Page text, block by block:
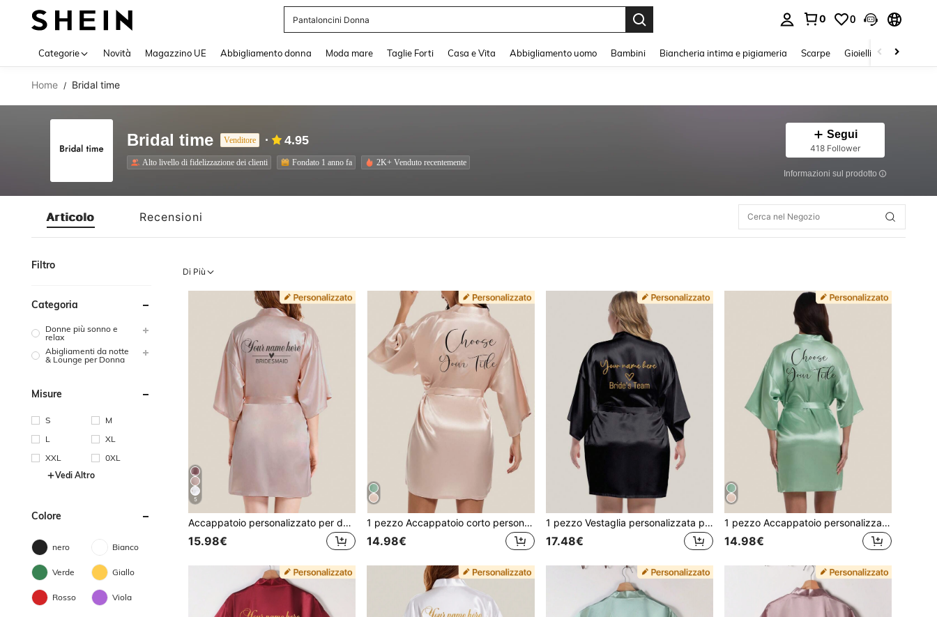
Pantaloncini Donna
0 0
Categorie Novità Magazzino UE Abbigliamento donna Moda mare Taglie Forti Casa e Vita Abbigliamento uomo Bambini Biancheria intima e pigiameria Scarpe Gioielli E Accessori
Home / Bridal time
Bridal time Venditore 4.95
Alto livello di fidelizzazione dei clienti Fondato 1 anno fa 2K+ Venduto recentemente
Segui
418 Follower
Informazioni sul prodotto
Articolo Recensioni
Filtro
Categoria
Donne più sonno e
relax
Abigliamenti da notte
& Lounge per Donna
Misure
S
M
L
XL
XXL
0XL
Vedi Altro
Colore
nero Bianco
Verde Giallo
Rosso Viola
Di Più
5
Accappatoio personalizzato per damigella d'onore con nomi e simboli stampati, set pigiama personalizzato per matrimonio, anniversario, regalo di compleanno per lei e amiche
15.98€
1 pezzo Accappatoio corto personalizzato per damigella d'onore, sorella, madre, con stampa a trasferimento di calore a cipolla nera, regalo di matrimonio
14.98€
1 pezzo Vestaglia personalizzata per damigella d'onore taglia grande con stampa "Squadra della Sposa" e glitter
17.48€
1 pezzo Accappatoio personalizzato per damigella d'onore e sorella, accappatoio corto con titoli in rilievo, regali e gadget per addio al nubilato
14.98€